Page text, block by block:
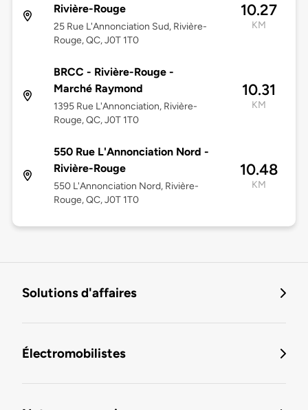
Rivière-Rouge
25 Rue L'Annonciation Sud, Rivière-
Rouge, QC, J0T 1T0
10.27
KM
BRCC - Rivière-Rouge -
Marché Raymond
1395 Rue L'Annonciation, Rivière-
Rouge, QC, J0T 1T0
10.31
KM
550 Rue L'Annonciation Nord -
Rivière-Rouge
550 L'Annonciation Nord, Rivière-
Rouge, QC, J0T 1T0
10.48
KM
Solutions d'affaires
Électromobilistes